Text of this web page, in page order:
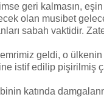
geri kalmasın,
olan musibet
sabah vaktidir.
geldi, o ülkenin
istif edilip pişirilmiş
katında